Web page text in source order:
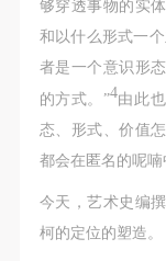
够穿透事物的实
和以什么形式一
者是一个意识形
的方式。”4由此
态、形式、价值
都会在匿名的呢喃
今天，艺术史编
柯的定位的塑造。